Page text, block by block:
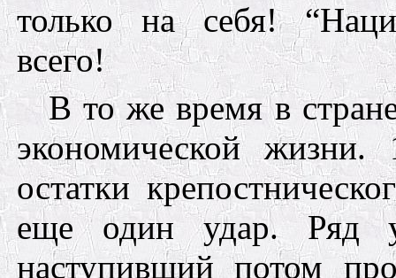
только насебя!
всего!
В то же время в
экономической жизни.
остатки
еще один удар. Ряд
наступивший потом